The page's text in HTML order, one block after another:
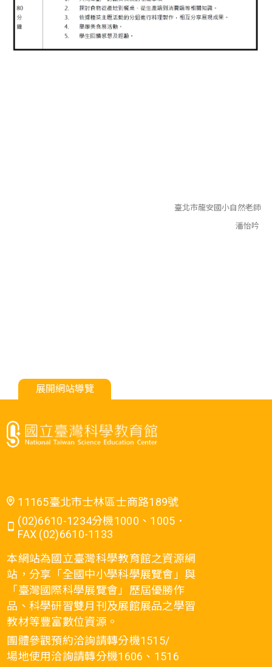
臺北市龍安國小自然老師
潘怡吟
展開網站導覽
11165臺北市士林區士商路189號
(02)6610-1234分機1000、1005．
FAX (02)6610-1133
本網站為國立臺灣科學教育館之資源網
站，分享「全國中小學科學展覽會」與
「臺灣國際科學展覽會」歷屆優勝作
品、科學研習雙月刊及展館展品之學習
教材等豐富數位資源。
團體參觀預約洽詢請轉分機1515/
場地使用洽詢請轉分機1606、1516